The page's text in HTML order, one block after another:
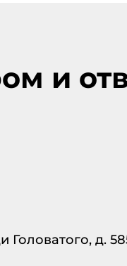
и
Головатого, д.